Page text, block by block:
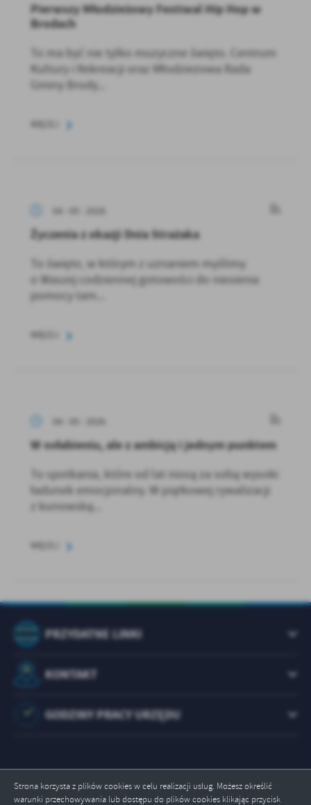
Strona korzysta z plików cookies w celu realizacji usług. Możesz określić
warunki przechowywania lub dostępu do plików cookies klikając przycisk
Pierwszy Młodzieżowy Festiwal Hip Hop w
Brodach
To ma być nie tylko muzyczne święto. Centrum
Kultury i Rekreacji oraz Młodzieżowa Rada
Gminy Brody...
04 - 05 - 2026
Życzenia z okazji Dnia Strażaka
To święto, w którym z uznaniem myślimy
o Waszej codziennej gotowości do niesienia
pomocy tam...
04 - 05 - 2026
W osłabieniu, ale z ambicją i jednym punktem
To spotkania, które od lat niosą za sobą wysoki
ładunek emocjonalny. W piątkowej rywalizacji
z kunowską...
PRZYDATNE LINKI
KONTAKT
GODZINY PRACY URZĘDU